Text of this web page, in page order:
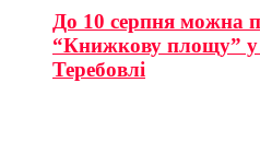
До 10 серпня можна
“Книжкову площу” у
Теребовлі